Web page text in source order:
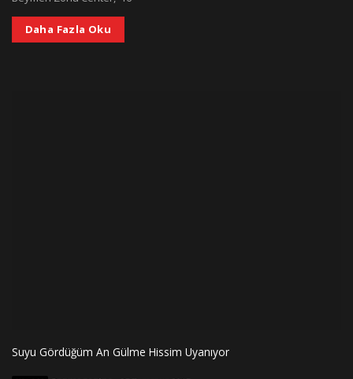
Daha Fazla Oku
Suyu Gördüğüm An Gülme Hissim Uyanıyor